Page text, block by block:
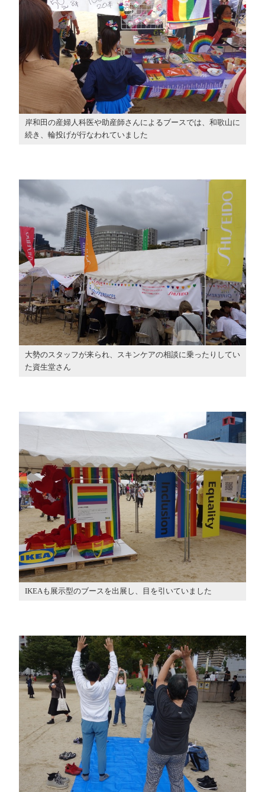
岸和田の産婦人科医や助産師さんによるブースでは、和歌山に
続き、輪投げが行なわれていました
大勢のスタッフが来られ、スキンケアの相談に乗ったりしてい
た資生堂さん
IKEAも展示型のブースを出展し、目を引いていました